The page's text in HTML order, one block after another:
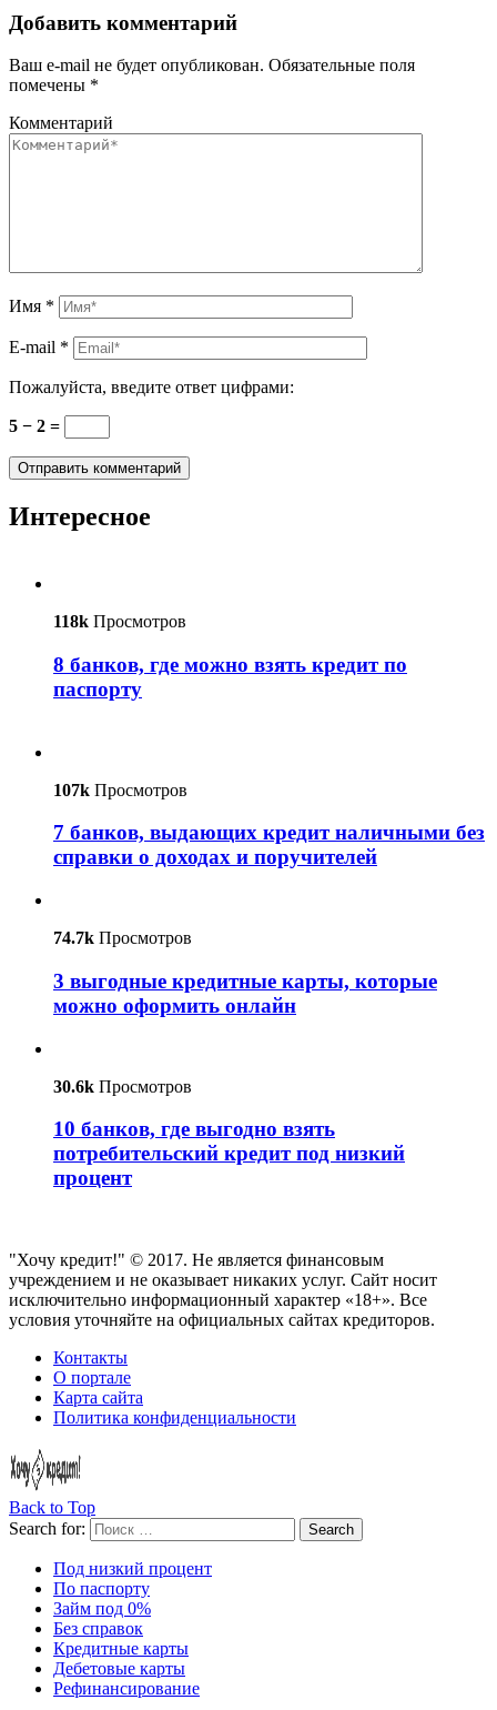
Добавить комментарий
Ваш e-mail не будет опубликован. Обязательные поля
помечены *
Комментарий
Имя *
E-mail *
Пожалуйста, введите ответ цифрами:
5 − 2 =
Интересное
118k Просмотров
8 банков, где можно взять кредит по
паспорту
107k Просмотров
7 банков, выдающих кредит наличными без
справки о доходах и поручителей
74.7k Просмотров
3 выгодные кредитные карты, которые
можно оформить онлайн
30.6k Просмотров
10 банков, где выгодно взять
потребительский кредит под низкий
процент
"Хочу кредит!" © 2017. Не является финансовым
учреждением и не оказывает никаких услуг. Сайт носит
исключительно информационный характер «18+». Все
условия уточняйте на официальных сайтах кредиторов.
Контакты
О портале
Карта сайта
Политика конфиденциальности
Back to Top
Search for:
Search
Под низкий процент
По паспорту
Займ под 0%
Без справок
Кредитные карты
Дебетовые карты
Рефинансирование